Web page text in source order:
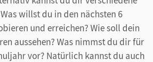
willst du in den nächsten 6
und erreichen? Wie soll dein
aussehen? Was nimmst du dir für
vor? Natürlich kannst du auch